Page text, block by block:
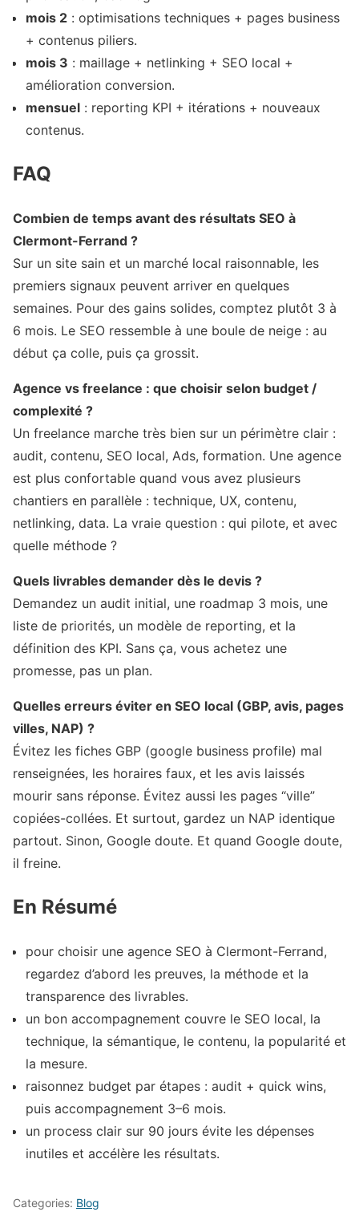
mois 2 : optimisations techniques + pages business
+ contenus piliers.
mois 3 : maillage + netlinking + SEO local +
amélioration conversion.
mensuel : reporting KPI + itérations + nouveaux
contenus.
FAQ
Combien de temps avant des résultats SEO à
Clermont-Ferrand ?
Sur un site sain et un marché local raisonnable, les
premiers signaux peuvent arriver en quelques
semaines. Pour des gains solides, comptez plutôt 3 à
6 mois. Le SEO ressemble à une boule de neige : au
début ça colle, puis ça grossit.
Agence vs freelance : que choisir selon budget /
complexité ?
Un freelance marche très bien sur un périmètre clair :
audit, contenu, SEO local, Ads, formation. Une agence
est plus confortable quand vous avez plusieurs
chantiers en parallèle : technique, UX, contenu,
netlinking, data. La vraie question : qui pilote, et avec
quelle méthode ?
Quels livrables demander dès le devis ?
Demandez un audit initial, une roadmap 3 mois, une
liste de priorités, un modèle de reporting, et la
définition des KPI. Sans ça, vous achetez une
promesse, pas un plan.
Quelles erreurs éviter en SEO local (GBP, avis, pages
villes, NAP) ?
Évitez les fiches GBP (google business profile) mal
renseignées, les horaires faux, et les avis laissés
mourir sans réponse. Évitez aussi les pages “ville”
copiées-collées. Et surtout, gardez un NAP identique
partout. Sinon, Google doute. Et quand Google doute,
il freine.
En Résumé
pour choisir une agence SEO à Clermont-Ferrand,
regardez d’abord les preuves, la méthode et la
transparence des livrables.
un bon accompagnement couvre le SEO local, la
technique, la sémantique, le contenu, la popularité et
la mesure.
raisonnez budget par étapes : audit + quick wins,
puis accompagnement 3–6 mois.
un process clair sur 90 jours évite les dépenses
inutiles et accélère les résultats.
Categories: Blog